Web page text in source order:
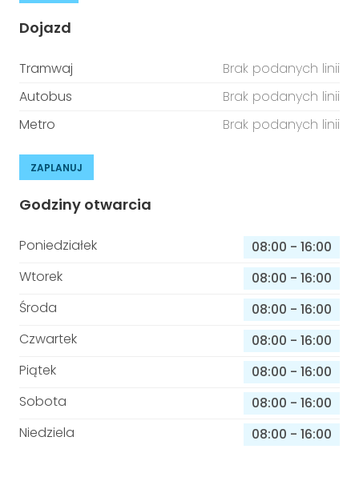
Dojazd
Tramwaj
Brak podanych linii
Autobus
Brak podanych linii
Metro
Brak podanych linii
ZAPLANUJ
Godziny otwarcia
Poniedziałek 08:00 - 16:00
Wtorek
08:00 - 16:00
Środa
08:00 - 16:00
Czwartek
08:00 - 16:00
Piątek
08:00 - 16:00
Sobota
08:00 - 16:00
Niedziela
08:00 - 16:00